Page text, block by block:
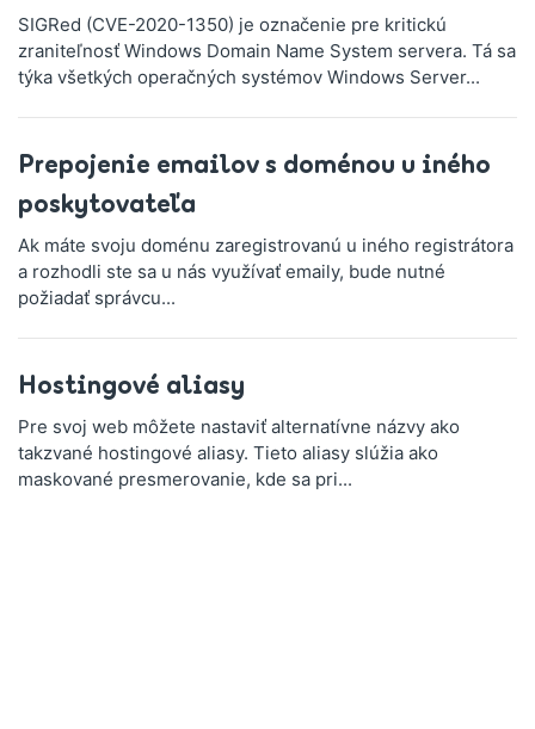
SIGRed (CVE-2020-1350) je označenie pre kritickú
zraniteľnosť Windows Domain Name System servera. Tá sa
týka všetkých operačných systémov Windows Server...
Prepojenie emailov s doménou u iného
poskytovateľa
Ak máte svoju doménu zaregistrovanú u iného registrátora
a rozhodli ste sa u nás využívať emaily, bude nutné
požiadať správcu...
Hostingové aliasy
Pre svoj web môžete nastaviť alternatívne názvy ako
takzvané hostingové aliasy. Tieto aliasy slúžia ako
maskované presmerovanie, kde sa pri...